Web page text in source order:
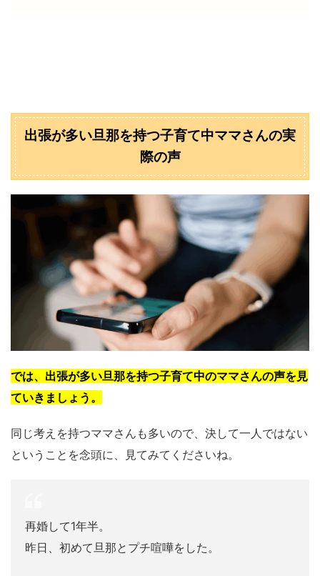
出張が多い旦那を持つ子育て中ママさんの実
際の声
では、出張が多い旦那を持つ子育て中のママさんの声を見
ていきましょう。
同じ考えを持つママさんも多いので、決して一人ではない
ということを念頭に、見てみてくださいね。
再婚して1年半。
昨日、初めて旦那とプチ喧嘩をした。